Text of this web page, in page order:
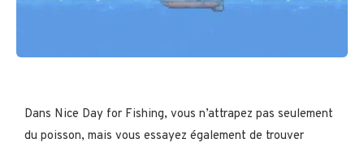
Dans Nice Day for Fishing, vous n’attrapez pas seulement
du poisson, mais vous essayez également de trouver